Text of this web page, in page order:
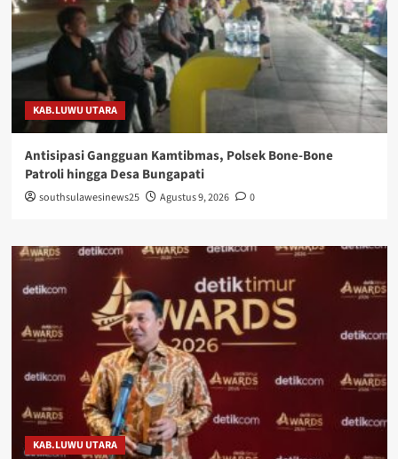
KAB.LUWU UTARA
Antisipasi Gangguan Kamtibmas, Polsek Bone-Bone
Patroli hingga Desa Bungapati
southsulawesinews25 Agustus 9, 2026 0
KAB.LUWU UTARA